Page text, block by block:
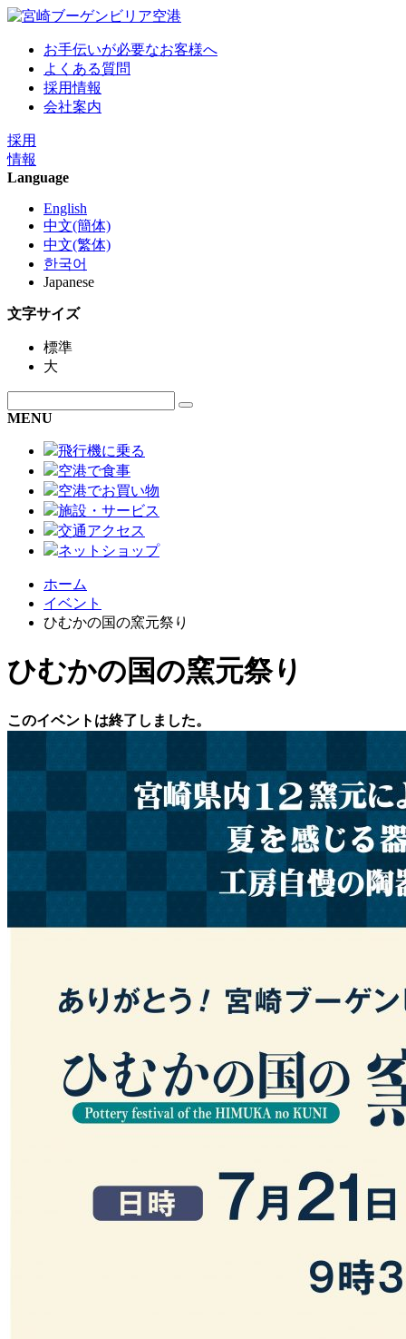
お手伝いが必要なお客様へ
よくある質問
採用情報
会社案内
採用
情報
Language
English
中文(簡体)
中文(繁体)
한국어
Japanese
文字サイズ
標準
大
MENU
飛行機に乗る
空港で食事
空港でお買い物
施設・サービス
交通アクセス
ネットショップ
ホーム
イベント
ひむかの国の窯元祭り
ひむかの国の窯元祭り
このイベントは終了しました。